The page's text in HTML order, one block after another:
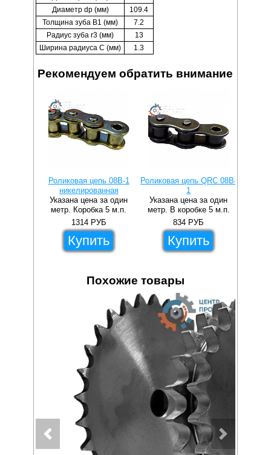
Диаметр dp (мм)
109.4
Толщина зуба B1 (мм)
7.2
Радиус зуба r3 (мм)
13
Ширина радиуса C (мм)
1.3
Рекомендуем обратить внимание
Роликовая цепь 08B-1
никелированная
Указана цена за один
метр. Коробка 5 м.п.
1314 РУБ
Купить
Роликовая цепь QRC 08B-
1
Указана цена за один
метр. В коробке 5 м.п.
834 РУБ
Купить
Похожие товары